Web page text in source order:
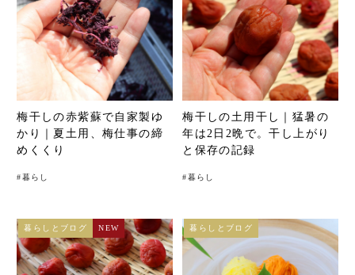
梅干しの赤紫蘇で自家製ゆ
かり｜夏土用、梅仕事の締
めくくり
#暮らし
梅干しの土用干し｜猛暑の
年は2日2晩で。干し上がり
と保存の記録
#暮らし
暮らしとブログ NEW 暮らしとブログ